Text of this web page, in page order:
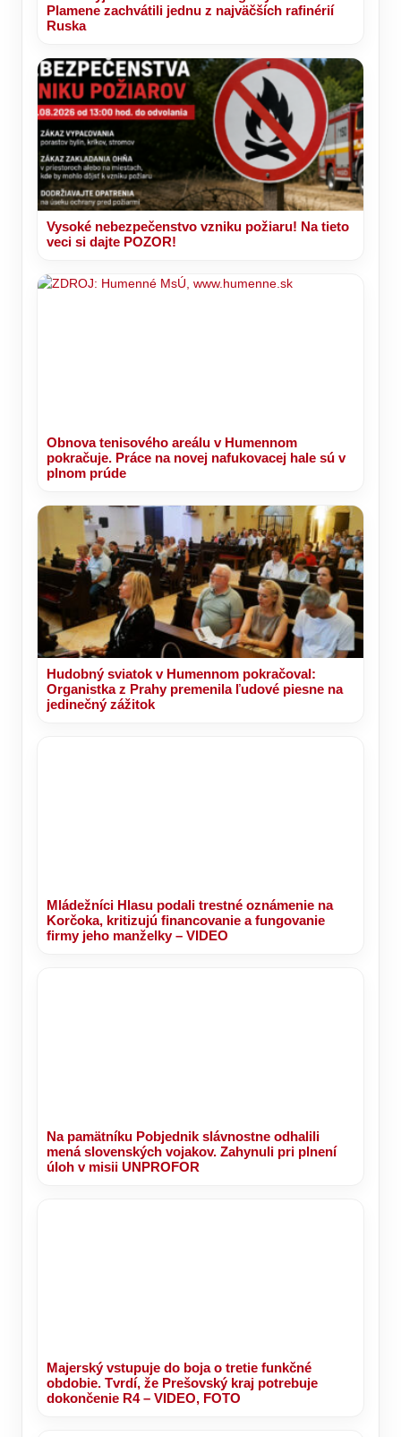
Plamene zachvátili jednu z najväčších rafinérií
Ruska
Vysoké nebezpečenstvo vzniku požiaru! Na tieto
veci si dajte POZOR!
Obnova tenisového areálu v Humennom
pokračuje. Práce na novej nafukovacej hale sú v
plnom prúde
Hudobný sviatok v Humennom pokračoval:
Organistka z Prahy premenila ľudové piesne na
jedinečný zážitok
Mládežníci Hlasu podali trestné oznámenie na
Korčoka, kritizujú financovanie a fungovanie
firmy jeho manželky – VIDEO
Na pamätníku Pobjednik slávnostne odhalili
mená slovenských vojakov. Zahynuli pri plnení
úloh v misii UNPROFOR
Majerský vstupuje do boja o tretie funkčné
obdobie. Tvrdí, že Prešovský kraj potrebuje
dokončenie R4 – VIDEO, FOTO